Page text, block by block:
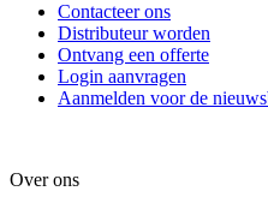
Contacteer ons
Distributeur worden
Ontvang een offerte
Login aanvragen
Aanmelden voor de
Over ons